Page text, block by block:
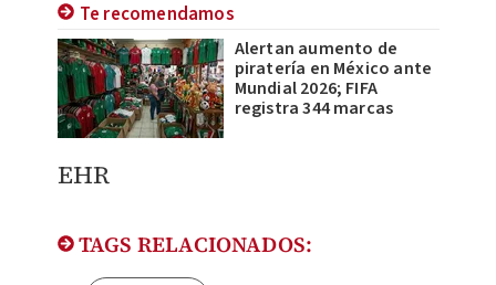
Te recomendamos
Alertan aumento de
piratería en México ante
Mundial 2026; FIFA
registra 344 marcas
EHR
TAGS RELACIONADOS: